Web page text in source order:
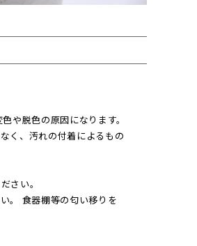
や脱色の原因になります。
く、汚れの付着によるもの
さい。
。 食器棚等の匂い移りを